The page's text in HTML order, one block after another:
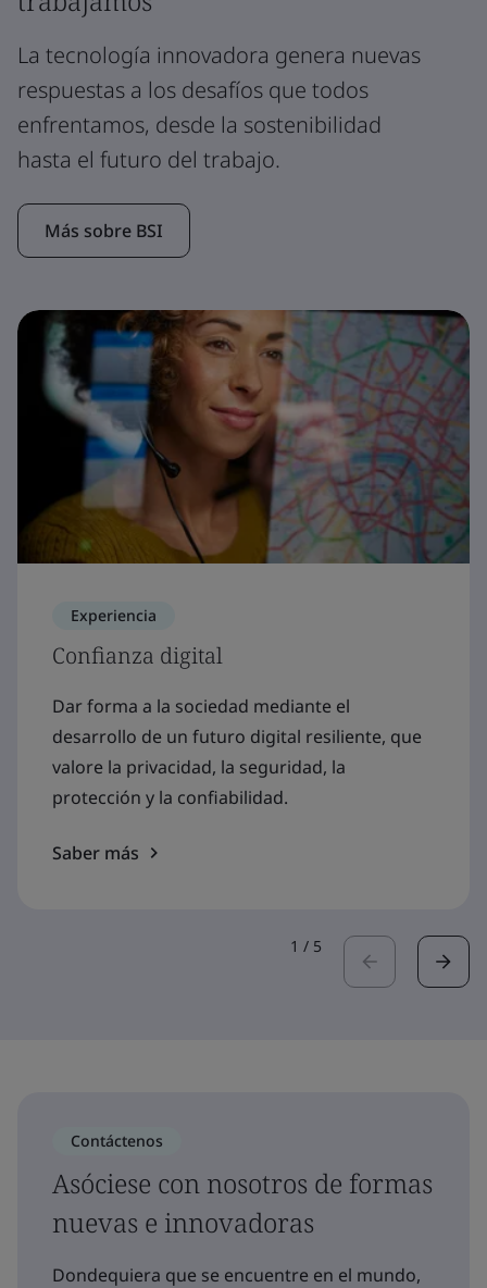
La tecnología innovadora genera nuevas
respuestas a los desafíos que todos
enfrentamos, desde la sostenibilidad
hasta el futuro del trabajo.
Más sobre BSI
Experiencia
Confianza digital
Dar forma a la sociedad mediante el
desarrollo de un futuro digital resiliente, que
valore la privacidad, la seguridad, la
protección y la confiabilidad.
Saber más
1 / 5
Contáctenos
Asóciese con nosotros de formas
nuevas e innovadoras
Dondequiera que se encuentre en el mundo,